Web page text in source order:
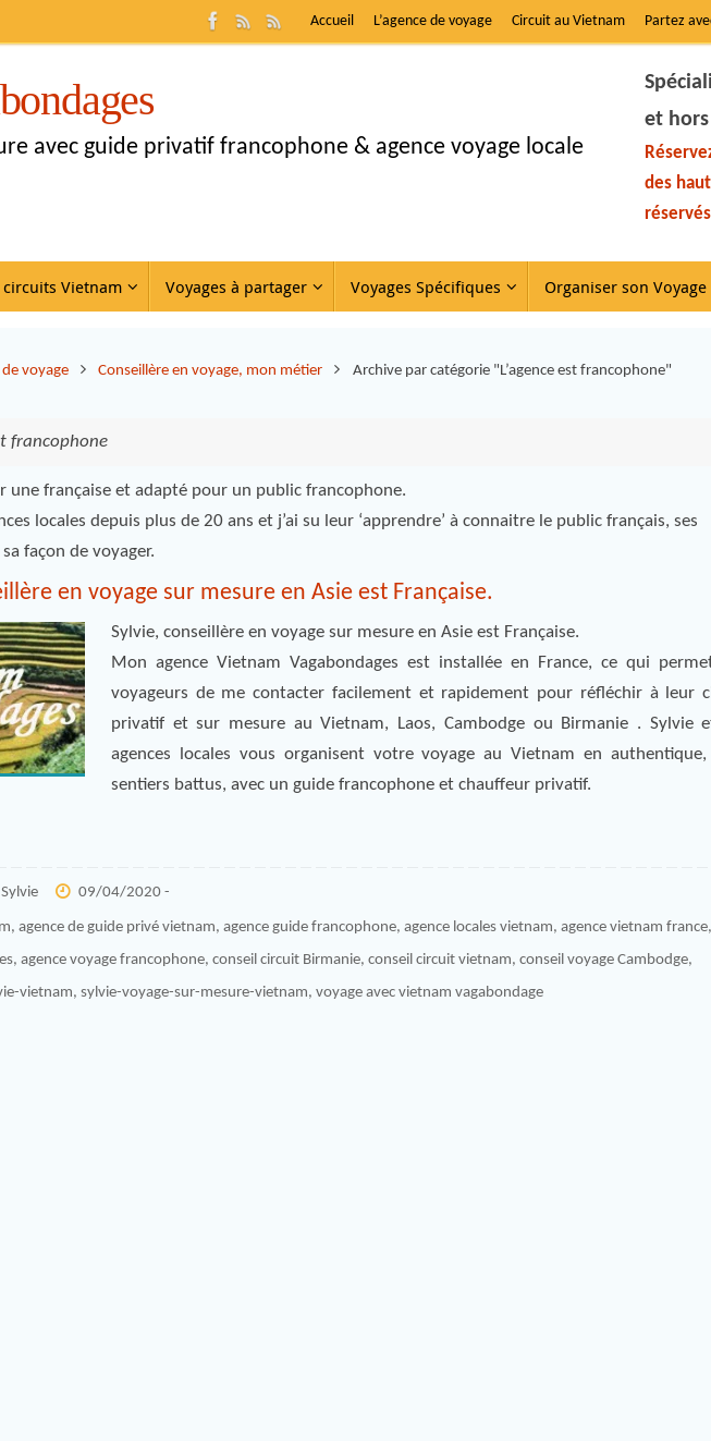
Accueil L’agence de voyage Circuit au Vietnam Partez
avec guide privatif francophone & agence voyage locale
et
des
circuits Vietnam Voyages à partager Voyages Spécifiques Organiser son Voyage
voyage Conseillère en voyage, mon métier Archive par catégorie "L’agence est francophone"
francophone
une française et adapté pour un public francophone.
locales depuis plus de 20 ans et j’ai su leur ‘apprendre’ à connaitre le public français, ses
façon de voyager.
en voyage sur mesure en Asie est Française.
Sylvie, conseillère en voyage sur mesure en Asie est Française.
Mon agence Vietnam Vagabondages est installée en France, ce qui
voyageurs de me contacter facilement et rapidement pour réfléchir à leur
privatif et sur mesure au Vietnam, Laos, Cambodge ou Birmanie . Sylvie
agences locales vous organisent votre voyage au Vietnam en
sentiers battus, avec un guide francophone et chauffeur privatif.
09/04/2020 -
,agence de guide privé vietnam,agence guide francophone,agence locales vietnam,agence vietnam france,
, agence voyage francophone, conseil circuit Birmanie, conseil circuit vietnam, conseil voyage Cambodge,
vietnam, sylvie-voyage-sur-mesure-vietnam, voyage avec vietnam vagabondage